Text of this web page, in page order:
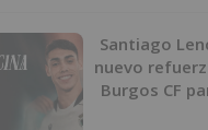
Santiago
nuevo
Burgos CF